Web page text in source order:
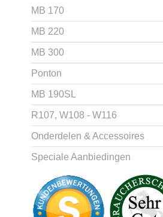
MB 170
MB 220
MB 300
Ponton
MB 190SL
R107, W108 - W116
Onderdelen & Accessoires
Speciale Aanbiedingen